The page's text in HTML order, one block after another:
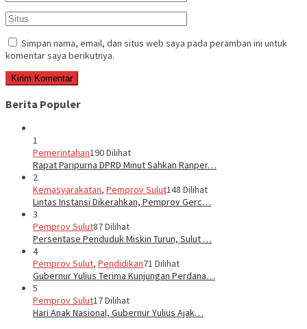
Simpan nama, email, dan situs web saya pada peramban ini untuk
komentar saya berikutnya.
Berita Populer
1
Pemerintahan190 Dilihat
Rapat Paripurna DPRD Minut Sahkan Ranper…
2
Kemasyarakatan, Pemprov Sulut148 Dilihat
Lintas Instansi Dikerahkan, Pemprov Gerc…
3
Pemprov Sulut87 Dilihat
Persentase Penduduk Miskin Turun, Sulut …
4
Pemprov Sulut, Pendidikan71 Dilihat
Gubernur Yulius Terima Kunjungan Perdana…
5
Pemprov Sulut17 Dilihat
Hari Anak Nasional, Gubernur Yulius Ajak…